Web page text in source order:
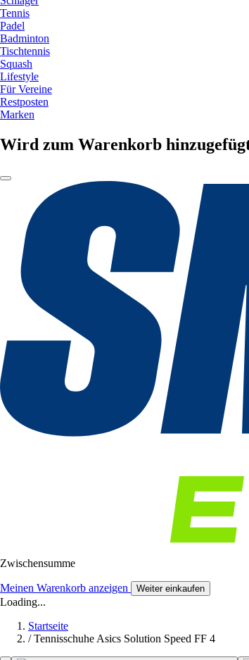
Tennis
Padel
Badminton
Tischtennis
Squash
Lifestyle
Für Vereine
Restposten
Marken
Wird zum Warenkorb
Zwischensumme
Meinen Warenkorb anzeigen Weiter einkaufen
Loading...
Startseite
/ Tennisschuhe Asics Solution Speed FF 4